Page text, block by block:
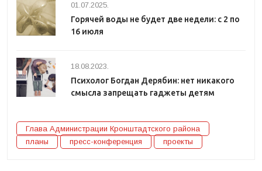
01.07.2025.
Горячей воды не будет две недели: с 2 по
16 июля
18.08.2023.
Психолог Богдан Дерябин: нет никакого
смысла запрещать гаджеты детям
Глава Администрации Кронштадтского района
планы
пресс-конференция проекты